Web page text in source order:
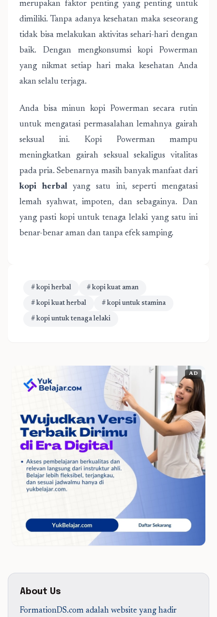
merupakan faktor penting yang penting untuk
dimiliki. Tanpa adanya kesehatan maka seseorang
tidak bisa melakukan aktivitas sehari-hari dengan
baik. Dengan mengkonsumsi kopi Powerman
yang nikmat setiap hari maka kesehatan Anda
akan selalu terjaga.
Anda bisa minun kopi Powerman secara rutin
untuk mengatasi permasalahan lemahnya gairah
seksual ini. Kopi Powerman mampu
meningkatkan gairah seksual sekaligus vitalitas
pada pria. Sebenarnya masih banyak manfaat dari
kopi herbalyang satu ini, seperti mengatasi
lemah syahwat, impoten, dan sebagainya. Dan
yang pasti kopi untuk tenaga lelaki yang satu ini
benar-benar aman dan tanpa efek samping.
# kopi herbal # kopi kuat aman
# kopi kuat herbal # kopi untuk stamina
# kopi untuk tenaga lelaki
AD
About Us
FormationDS.com adalah website yang hadir